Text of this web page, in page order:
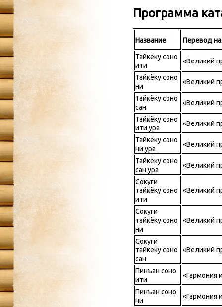
Программа
Название Перевод
Тайкёку соно
ити
«Великий
Тайкёку соно
ни
«Великий
Тайкёку соно
сан
«Великий
Тайкёку соно
ити ура
«Великий
Тайкёку соно
ни ура
«Великий
Тайкёку соно
сан ура
«Великий
Сокуги
тайкёку соно
ити
«Великий
Сокуги
тайкёку соно
ни
«Великий
Сокуги
тайкёку соно
сан
«Великий
Пинъан соно
ити
«Гармония
Пинъан соно
ни
«Гармония